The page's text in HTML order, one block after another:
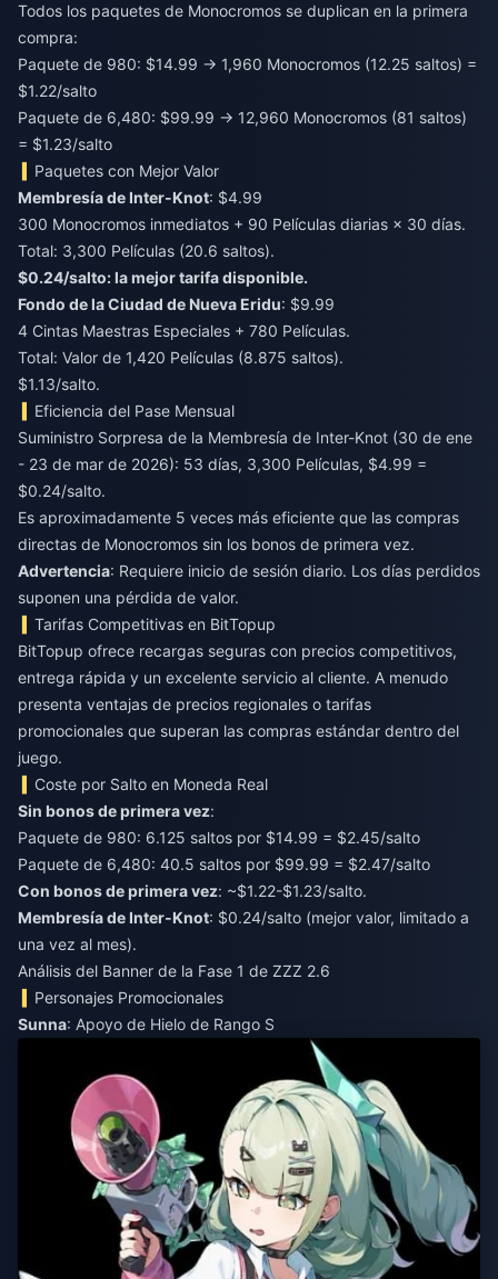
Todos los paquetes de Monocromos se duplican en la primera
compra:
Paquete de 980: $14.99 → 1,960 Monocromos (12.25 saltos) =
$1.22/salto
Paquete de 6,480: $99.99 → 12,960 Monocromos (81 saltos)
= $1.23/salto
Paquetes con Mejor Valor
Membresía de Inter-Knot: $4.99
300 Monocromos inmediatos + 90 Películas diarias × 30 días.
Total: 3,300 Películas (20.6 saltos).
$0.24/salto: la mejor tarifa disponible.
Fondo de la Ciudad de Nueva Eridu: $9.99
4 Cintas Maestras Especiales + 780 Películas.
Total: Valor de 1,420 Películas (8.875 saltos).
$1.13/salto.
Eficiencia del Pase Mensual
Suministro Sorpresa de la Membresía de Inter-Knot (30 de ene
- 23 de mar de 2026): 53 días, 3,300 Películas, $4.99 =
$0.24/salto.
Es aproximadamente 5 veces más eficiente que las compras
directas de Monocromos sin los bonos de primera vez.
Advertencia: Requiere inicio de sesión diario. Los días perdidos
suponen una pérdida de valor.
Tarifas Competitivas en BitTopup
BitTopup ofrece recargas seguras con precios competitivos,
entrega rápida y un excelente servicio al cliente. A menudo
presenta ventajas de precios regionales o tarifas
promocionales que superan las compras estándar dentro del
juego.
Coste por Salto en Moneda Real
Sin bonos de primera vez:
Paquete de 980: 6.125 saltos por $14.99 = $2.45/salto
Paquete de 6,480: 40.5 saltos por $99.99 = $2.47/salto
Con bonos de primera vez: ~$1.22-$1.23/salto.
Membresía de Inter-Knot: $0.24/salto (mejor valor, limitado a
una vez al mes).
Análisis del Banner de la Fase 1 de ZZZ 2.6
Personajes Promocionales
Sunna: Apoyo de Hielo de Rango S